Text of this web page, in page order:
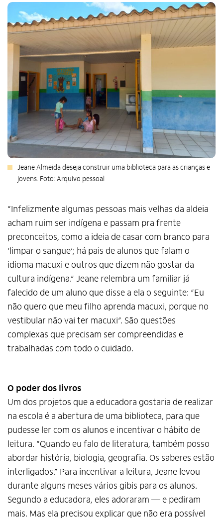
Jeane Almeida deseja construir uma biblioteca para as crianças e
jovens. Foto: Arquivo pessoal
“Infelizmente algumas pessoas mais velhas da aldeia
acham ruim ser indígena e passam pra frente
preconceitos, como a ideia de casar com branco para
‘limpar o sangue’; há pais de alunos que falam o
idioma macuxi e outros que dizem não gostar da
cultura indígena.” Jeane relembra um familiar já
falecido de um aluno que disse a ela o seguinte: “Eu
não quero que meu filho aprenda macuxi, porque no
vestibular não vai ter macuxi”. São questões
complexas que precisam ser compreendidas e
trabalhadas com todo o cuidado.
O poder dos livros
Um dos projetos que a educadora gostaria de realizar
na escola é a abertura de uma biblioteca, para que
pudesse ler com os alunos e incentivar o hábito de
leitura. “Quando eu falo de literatura, também posso
abordar história, biologia, geografia. Os saberes estão
interligados.” Para incentivar a leitura, Jeane levou
durante alguns meses vários gibis para os alunos.
Segundo a educadora, eles adoraram — e pediram
mais. Mas ela precisou explicar que não era possível